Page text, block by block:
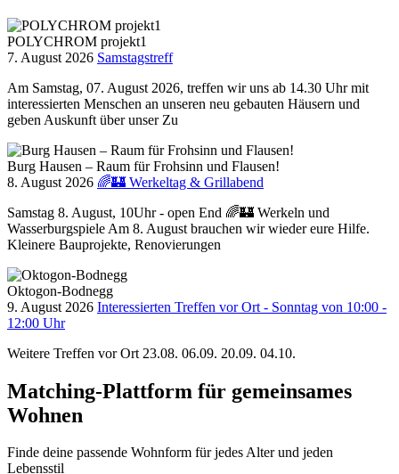
POLYCHROM projekt1
7. August 2026 Samstagstreff
Am Samstag, 07. August 2026, treffen wir uns ab 14.30 Uhr mit
interessierten Menschen an unseren neu gebauten Häusern und
geben Auskunft über unser Zu
Burg Hausen – Raum für Frohsinn und Flausen!
8. August 2026 🌈🏰 Werkeltag & Grillabend
Samstag 8. August, 10Uhr - open End 🌈🏰 Werkeln und
Wasserburgspiele Am 8. August brauchen wir wieder eure Hilfe.
Kleinere Bauprojekte, Renovierungen
Oktogon-Bodnegg
9. August 2026 Interessierten Treffen vor Ort - Sonntag von 10:00 -
12:00 Uhr
Weitere Treffen vor Ort 23.08. 06.09. 20.09. 04.10.
Matching-Plattform für gemeinsames
Wohnen
Finde deine passende Wohnform für jedes Alter und jeden
Lebensstil